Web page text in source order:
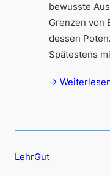
bewusste
Grenzen von
dessen
Spätestens
→
LehrGut